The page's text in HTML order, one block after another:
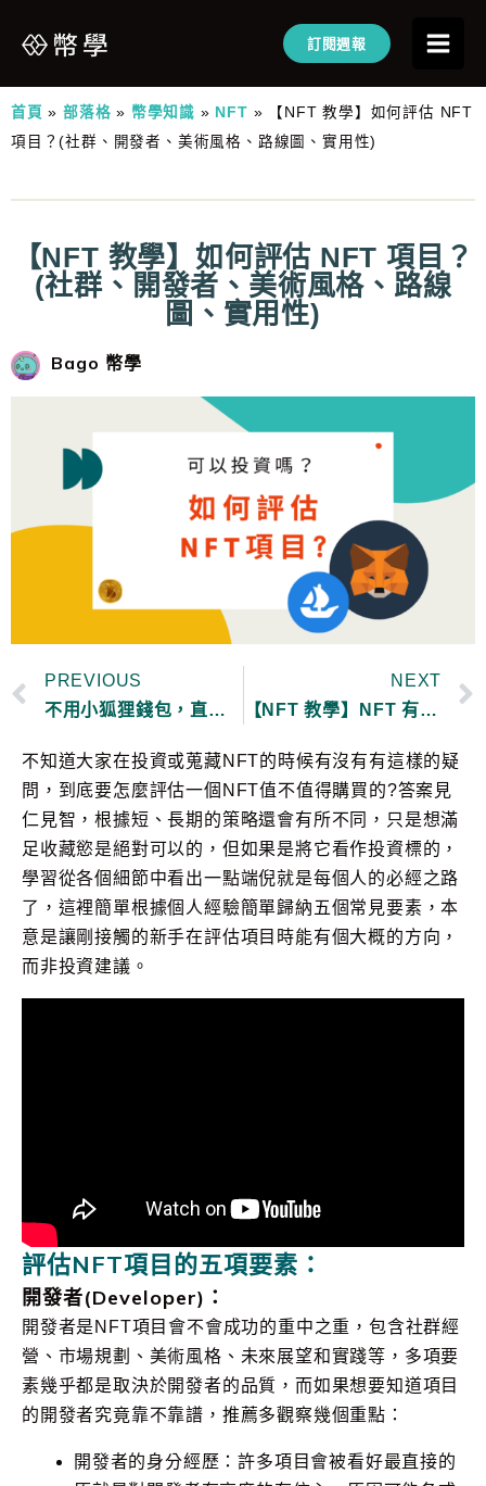
訂閱週報
首頁 »部落格 » 幣學知識 » NFT »
【NFT 教學】如何評估 NFT
項目？(社群、開發者、美術風格、路線圖、實用性)
【NFT 教學】如何評估 NFT 項目？
(社群、開發者、美術風格、路線
圖、實用性)
Bago 幣學
PREVIOUS
不用小狐狸錢包，直接在交易所內購買 NFT？(幣安、Coinbase 的 NFT 市集)
NEXT
【NFT 教學】NFT 有哪些常見的拍賣發行方式？(pre-sale, public sale, Dutch auction, pass minting)
不知道大家在投資或蒐藏NFT的時候有沒有有這樣的疑
問，到底要怎麼評估一個NFT值不值得購買的?答案見
仁見智，根據短、長期的策略還會有所不同，只是想滿
足收藏慾是絕對可以的，但如果是將它看作投資標的，
學習從各個細節中看出一點端倪就是每個人的必經之路
了，這裡簡單根據個人經驗簡單歸納五個常見要素，本
意是讓剛接觸的新手在評估項目時能有個大概的方向，
而非投資建議。
評估NFT項目的五項要素：
開發者(Developer)：
開發者是NFT項目會不會成功的重中之重，包含社群經
營、市場規劃、美術風格、未來展望和實踐等，多項要
素幾乎都是取決於開發者的品質，而如果想要知道項目
的開發者究竟靠不靠譜，推薦多觀察幾個重點：
開發者的身分經歷：許多項目會被看好最直接的